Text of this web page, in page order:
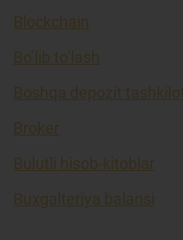
Blockchain
Bo’lib to’lash
Boshqa depozit
Broker
Bulutli hisob-kitoblar
Buxgalteriya balansi